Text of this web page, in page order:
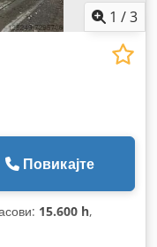
1 /3
Повикајте
15.600 h,